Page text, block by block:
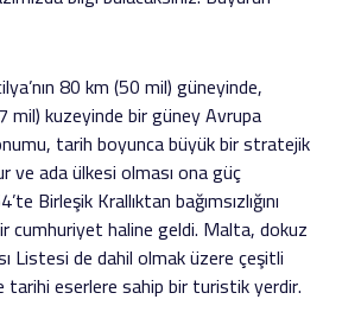
80 km (50 mil) güneyinde,
mil) kuzeyinde bir güney Avrupa
tarih boyunca büyük bir stratejik
ve ada ülkesi olması ona güç
Birleşik Krallıktan bağımsızlığını
cumhuriyet haline geldi. Malta, dokuz
Listesi de dahil olmak üzere çeşitli
tarihi eserlere sahip bir turistik yerdir.